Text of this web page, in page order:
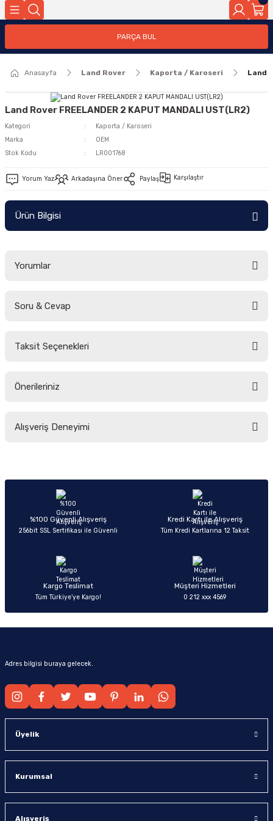
PARÇA BUL
Anasayfa Land Rover Kaporta / Karoseri Land
Land Rover FREELANDER 2 KAPUT MANDALI UST(LR2)
Kategori
Kaporta / Karoseri
Marka
OEM
Stok Kodu
LR001768
Yorum Yaz Arkadaşına Öner Paylaş Karşılaştır
Ürün Bilgisi
Yorumlar
Soru & Cevap
Taksit Seçenekleri
Önerileriniz
yetersiz gördüğünüz noktaları öneri formunu kullanarak tarafımıza
Ürün açıklamasında eksik bilgiler bulunuyor.
Ürün bilgilerinde hatalar bulunuyor.
Ürün fiyatı diğer sitelerden daha pahalı.
Alışveriş Deneyimi
Sitemize ilk yorumu siz yapın!
%100 Güvenli Alışveriş
256bit SSL Sertifikası ile Güvenli
Kredi Kartı ile Alışveriş
Tüm Kredi Kartlarına 12 Taksit
Kargo Teslimat
Tüm Türkiye’ye Kargo!
Müşteri Hizmetleri
0 212 xxx 4569
Adres bilgisi buraya gelecek.
Üyelik
Kurumsal
Alışveriş